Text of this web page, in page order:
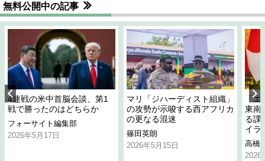
無料公開中の記事
4連戦の米中首脳会談、第1
戦で勝ったのはどちらか
フォーサイト編集部
2026年5月17日
マリ「ジハーディスト組織」
の攻勢が示唆する西アフリカ
の更なる混迷
篠田英朗
2026年5月15日
「
東南
る課
イラ
高橋
2026